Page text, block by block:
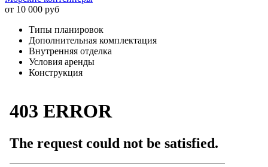
от 10 000 руб
Типы планировок
Дополнительная комплектация
Внутренняя отделка
Условия аренды
Конструкция